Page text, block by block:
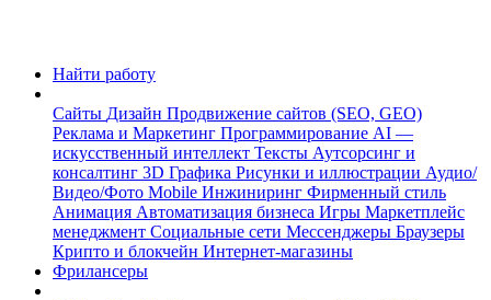
Найти работу
Сайты Дизайн Продвижение сайтов (SEO, GEO)
Реклама и Маркетинг Программирование AI —
искусственный интеллект Тексты Аутсорсинг и
консалтинг 3D Графика Рисунки и иллюстрации Аудио/
Видео/Фото Mobile Инжиниринг Фирменный стиль
Анимация Автоматизация бизнеса Игры Маркетплейс
менеджмент Социальные сети Мессенджеры Браузеры
Крипто и блокчейн Интернет-магазины
Фрилансеры